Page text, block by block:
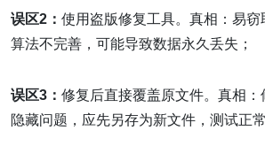
误区2： 使用盗版修复工具。真相：易窃
算法不完善，可能导致数据永久丢失；
误区3： 修复后直接覆盖原文件。真相：
隐藏问题，应先另存为新文件，测试正